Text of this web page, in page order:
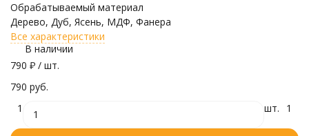
Обрабатываемый материал
Дерево, Дуб, Ясень, МДФ, Фанера
Все характеристики
В наличии
790 ₽ / шт.
790 руб.
1
шт. 1